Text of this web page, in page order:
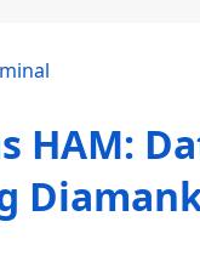
HAM: